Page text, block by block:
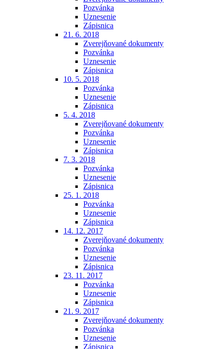
Pozvánka
Uznesenie
Zápisnica
21. 6. 2018
Zverejňované dokumenty
Pozvánka
Uznesenie
Zápisnica
10. 5. 2018
Pozvánka
Uznesenie
Zápisnica
5. 4. 2018
Zverejňované dokumenty
Pozvánka
Uznesenie
Zápisnica
7. 3. 2018
Pozvánka
Uznesenie
Zápisnica
25. 1. 2018
Pozvánka
Uznesenie
Zápisnica
14. 12. 2017
Zverejňované dokumenty
Pozvánka
Uznesenie
Zápisnica
23. 11. 2017
Pozvánka
Uznesenie
Zápisnica
21. 9. 2017
Zverejňované dokumenty
Pozvánka
Uznesenie
Zápisnica